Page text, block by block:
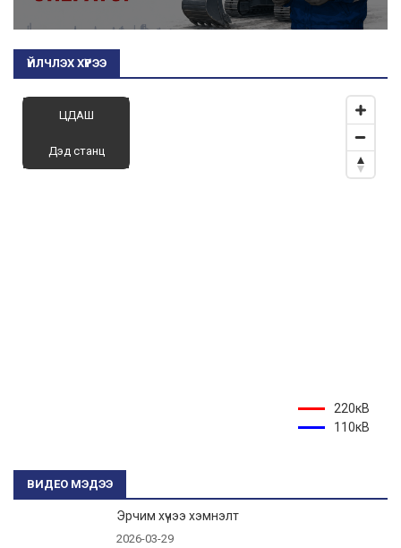
ҮЙЛЧЛЭХ ХҮРЭЭ
ЦДАШ
Дэд станц
220кВ
110кВ
ВИДЕО МЭДЭЭ
Эрчим хүчээ хэмнэлт
2026-03-29